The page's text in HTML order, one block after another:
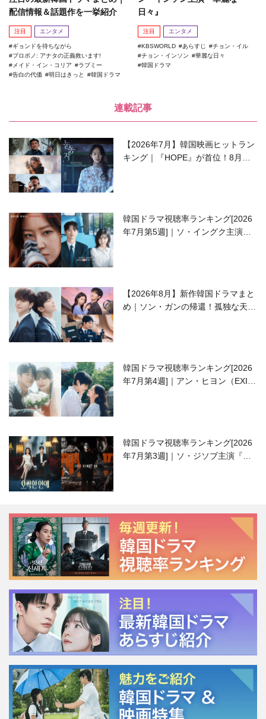
配信情報＆話題作を一挙紹介
注目 エンタメ
ギョンドを待ちながら
プロボノ: アナタの正義救います!
メイド・イン・コリア
ラブミー
告白の代価
明日はきっと 韓国ドラマ
日々』
注目 エンタメ
KBSWORLD あらすじ
チョン・イル
チョン・インソン
華麗な日々
韓国ドラマ
連載記事
【2026年7月】韓国映画ヒットラン
キング｜『HOPE』が首位！8月公
韓国ドラマ視聴率ランキング[2026
年7月第5週]｜ソ・イングク主演の
【2026年8月】新作韓国ドラマまと
め｜ソン・ガンの帰還！孤独な天才
韓国ドラマ視聴率ランキング[2026
年7月第4週]｜アン・ヒヨン（EXID
韓国ドラマ視聴率ランキング[2026
年7月第3週]｜ソ・ジソブ主演『エ